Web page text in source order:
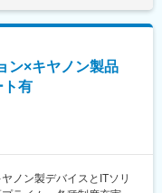
え提案
抽出
のプレゼンテーション
ローアップ
ン×キヤノン製品
ト有
ノン製デバイスとITソリ